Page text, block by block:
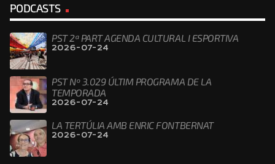
PODCASTS
PST 2ª PART AGENDA CULTURAL I ESPORTIVA
2026-07-24
PST Nº 3.029 ÚLTIM PROGRAMA DE LA
TEMPORADA
2026-07-24
LA TERTÚLIA AMB ENRIC FONTBERNAT
2026-07-24